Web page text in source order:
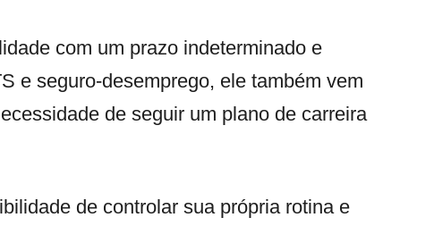
com um prazo indeterminado e
e seguro-desemprego, ele também vem
de seguir um plano de carreira
de controlar sua própria rotina e